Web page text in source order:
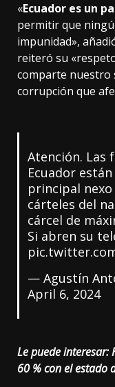
«Ecuador es un
permitir que
impunidad»,
reiteró su
comparte nuestro
corrupción que
Atención. Las
Ecuador
principal
cárteles del
cárcel de
Si abren su
— Agustín
April 6, 2024
Le puede interesar:
60 % con el estado